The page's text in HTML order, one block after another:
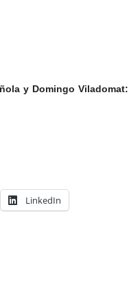
y Domingo Viladomat:
LinkedIn